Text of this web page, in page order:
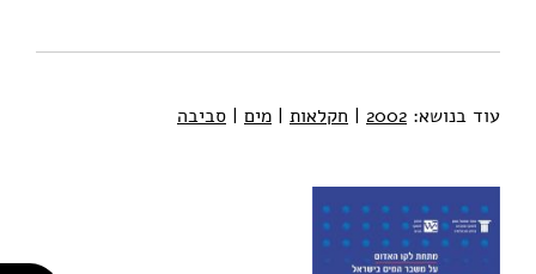
עוד בנושא: 2002
| חקלאות | מים | סביבה